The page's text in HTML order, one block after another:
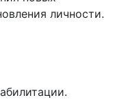
личности.